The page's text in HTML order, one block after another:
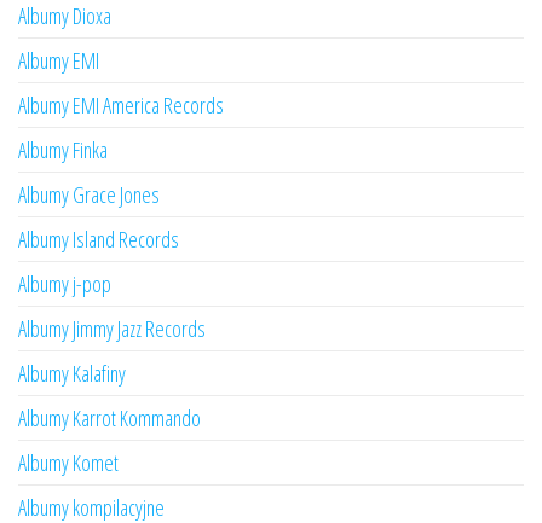
Albumy Dioxa
Albumy EMI
Albumy EMI America Records
Albumy Finka
Albumy Grace Jones
Albumy Island Records
Albumy j-pop
Albumy Jimmy Jazz Records
Albumy Kalafiny
Albumy Karrot Kommando
Albumy Komet
Albumy kompilacyjne